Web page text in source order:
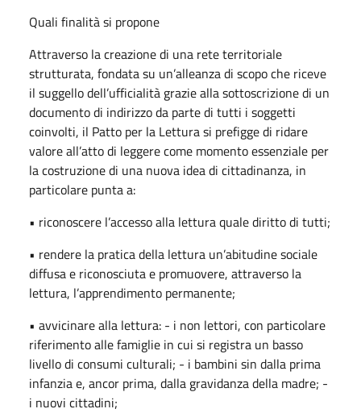
Quali finalità si propone
Attraverso la creazione di una rete territoriale
strutturata, fondata su un’alleanza di scopo che riceve
il suggello dell’ufficialità grazie alla sottoscrizione di un
documento di indirizzo da parte di tutti i soggetti
coinvolti, il Patto per la Lettura si prefigge di ridare
valore all’atto di leggere come momento essenziale per
la costruzione di una nuova idea di cittadinanza, in
particolare punta a:
• riconoscere l’accesso alla lettura quale diritto di tutti;
• rendere la pratica della lettura un’abitudine sociale
diffusa e riconosciuta e promuovere, attraverso la
lettura, l’apprendimento permanente;
• avvicinare alla lettura: - i non lettori, con particolare
riferimento alle famiglie in cui si registra un basso
livello di consumi culturali; - i bambini sin dalla prima
infanzia e, ancor prima, dalla gravidanza della madre; -
i nuovi cittadini;